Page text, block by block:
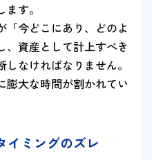
す。
「今どこにあり、どのよ
、資産として計上すべき
なければなりません。
膨大な時間が割かれてい
イミングのズレ